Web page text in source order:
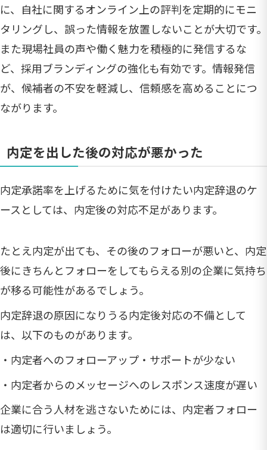
に、自社に関するオンライン上の評判を定期的にモニ
タリングし、誤った情報を放置しないことが大切です。
また現場社員の声や働く魅力を積極的に発信するな
ど、採用ブランディングの強化も有効です。情報発信
が、候補者の不安を軽減し、信頼感を高めることにつ
ながります。
内定を出した後の対応が悪かった
内定承諾率を上げるために気を付けたい内定辞退のケ
ースとしては、内定後の対応不足があります。
たとえ内定が出ても、その後のフォローが悪いと、内定
後にきちんとフォローをしてもらえる別の企業に気持ち
が移る可能性があるでしょう。
内定辞退の原因になりうる内定後対応の不備として
は、以下のものがあります。
・内定者へのフォローアップ・サポートが少ない
・内定者からのメッセージへのレスポンス速度が遅い
企業に合う人材を逃さないためには、内定者フォロー
は適切に行いましょう。